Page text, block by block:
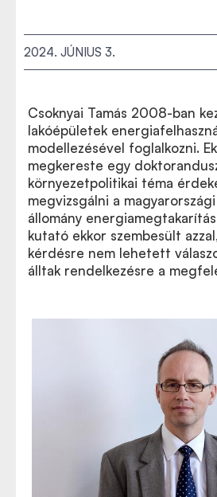
2024. JÚNIUS 3.
Csoknyai Tamás 2008-ban
lakóépületek
modellezésével foglalkozni.
megkereste egy
környezetpolitikai téma
megvizsgálni a
állomány
kutató ekkor szembesült
kérdésre nem lehetett
álltak rendelkezésre a